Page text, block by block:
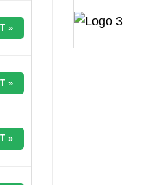
»
»
»